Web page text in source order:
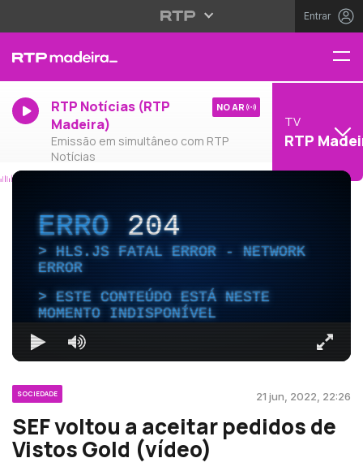
Entrar
RTP Notícias (RTP
Madeira)
Emissão em simultâneo com RTP
Notícias
NO AR
TV
RTP
ERRO204
HLS.JS FATAL ERROR - NETWORK
ERROR
ESTE CONTEÚDO ESTÁ NESTE
MOMENTO INDISPONÍVEL
SOCIEDADE 21 jun, 2022, 22:26
SEF voltou a aceitar pedidos de
Vistos Gold (vídeo)